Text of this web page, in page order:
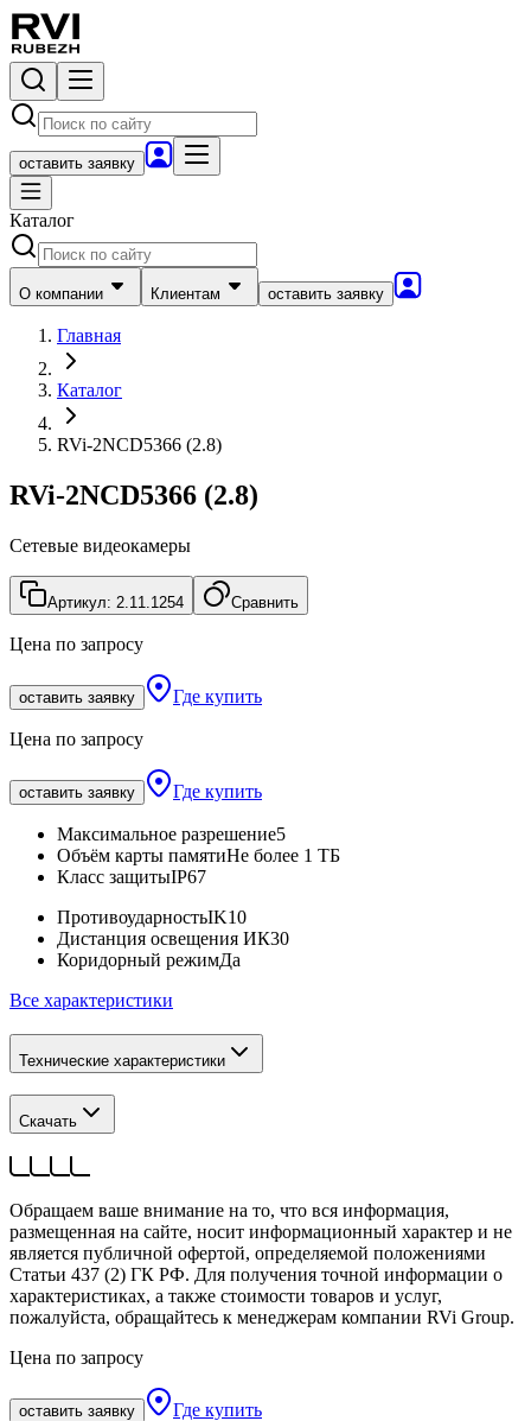
оставить заявку
Каталог
О компании Клиентам оставить заявку
Главная
Каталог
RVi-2NCD5366 (2.8)
RVi-2NCD5366 (2.8)
Сетевые видеокамеры
Артикул: 2.11.1254 Сравнить
Цена по запросу
оставить заявку Где купить
Цена по запросу
оставить заявку Где купить
Максимальное разрешение5
Объём карты памятиНе более 1 ТБ
Класс защитыIP67
ПротивоударностьIK10
Дистанция освещения ИК30
Коридорный режимДа
Все характеристики
Технические характеристики
Скачать
Обращаем ваше внимание на то, что вся информация,
размещенная на сайте, носит информационный характер и не
является публичной офертой, определяемой положениями
Статьи 437 (2) ГК РФ. Для получения точной информации о
характеристиках, а также стоимости товаров и услуг,
пожалуйста, обращайтесь к менеджерам компании RVi Group.
Цена по запросу
оставить заявку Где купить